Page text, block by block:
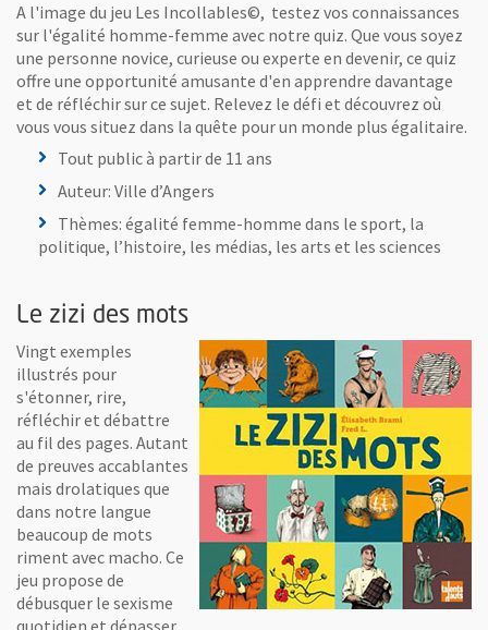
A l'image du jeu Les Incollables©, testez vos connaissances
sur l'égalité homme-femme avec notre quiz. Que vous soyez
une personne novice, curieuse ou experte en devenir, ce quiz
offre une opportunité amusante d'en apprendre davantage
et de réfléchir sur ce sujet. Relevez le défi et découvrez où
vous vous situez dans la quête pour un monde plus égalitaire.
Tout public à partir de 11 ans
Auteur: Ville d’Angers
Thèmes: égalité femme-homme dans le sport, la
politique, l’histoire, les médias, les arts et les sciences
Le zizi des mots
Vingt exemples
illustrés pour
s'étonner, rire,
réfléchir et débattre
au fil des pages. Autant
de preuves accablantes
mais drolatiques que
dans notre langue
beaucoup de mots
riment avec macho. Ce
jeu propose de
débusquer le sexisme
quotidien et dépasser